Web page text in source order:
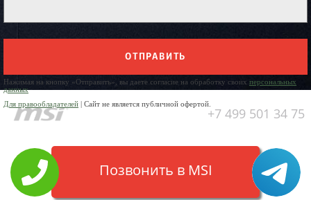
ОТПРАВИТЬ
Нажимая на кнопку «Отправить», вы даете согласие на обработку своих персональных
данных
Для правообладателей | Сайт не является публичной офертой.
+7 499 501 34 75
Позвонить в MSI